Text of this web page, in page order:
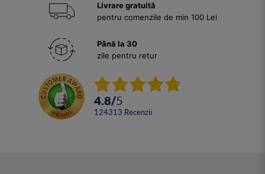
Livrare gratuită
pentru comenzile de min 100 Lei
Până la 30
zile pentru retur
4.8/5
124313 Recenzii